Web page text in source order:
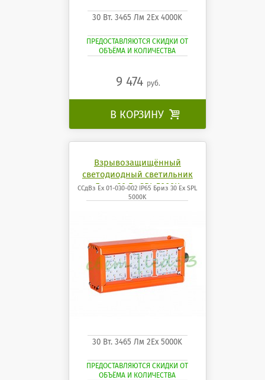
30 Вт. 3465 Лм 2Ех 4000K
ПРЕДОСТАВЛЯЮТСЯ СКИДКИ ОТ
ОБЪЁМА И КОЛИЧЕСТВА
9 474 руб.
В КОРЗИНУ 
Взрывозащищённый
светодиодный светильник
Бриз 30 Ех SPL 5000K
ССдВз Ех 01-030-002 IP65 Бриз 30 Ех SPL
5000K
30 Вт. 3465 Лм 2Ех 5000K
ПРЕДОСТАВЛЯЮТСЯ СКИДКИ ОТ
ОБЪЁМА И КОЛИЧЕСТВА